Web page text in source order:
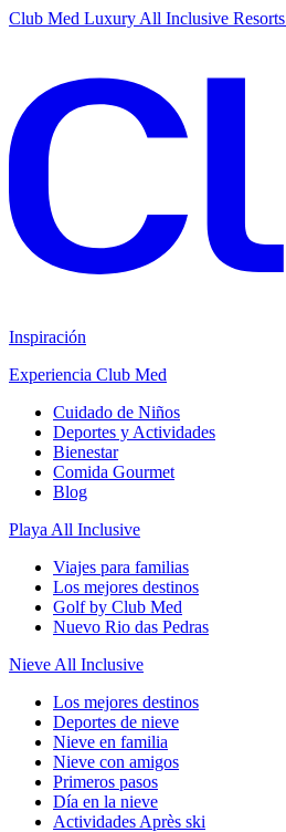
Club Med Luxury All Inclusive Resorts
Inspiración
Experiencia Club Med
Cuidado de Niños
Deportes y Actividades
Bienestar
Comida Gourmet
Blog
Playa All Inclusive
Viajes para familias
Los mejores destinos
Golf by Club Med
Nuevo Rio das Pedras
Nieve All Inclusive
Los mejores destinos
Deportes de nieve
Nieve en familia
Nieve con amigos
Primeros pasos
Día en la nieve
Actividades Après ski